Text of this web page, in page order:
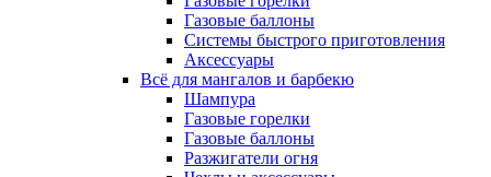
Газовые баллоны
Системы быстрого приготовления
Аксессуары
Всё для мангалов и барбекю
Шампура
Газовые горелки
Газовые баллоны
Разжигатели огня